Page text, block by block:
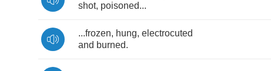
shot, poisoned...
...frozen, hung, electrocuted
and burned.